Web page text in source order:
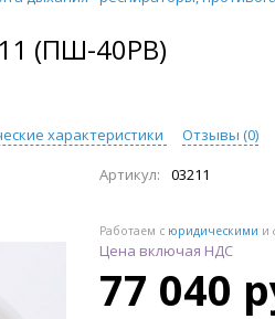
(ПШ-40РВ)
характеристики Отзывы (0)
Артикул: 03211
Работаем с юридическими и
Цена включая НДС
77 040